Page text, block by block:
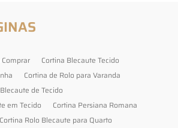
Cortina Blecaute Tecido
Cortina de Rolo para Varanda
de Tecido
em Tecido
Cortina Persiana Romana
Cortina Rolo Blecaute para Quarto